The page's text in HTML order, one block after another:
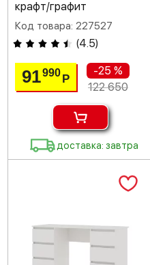
крафт/графит
Код товара: 227527
(4.5)
91990Р
-25 %
122 650
доставка: завтра